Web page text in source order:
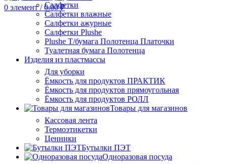
0 элемент / 0.00₽
Салфетки
Салфетки влажные
Салфетки ажурные
Салфетки Plushe
Plushe Т/бумага Полотенца Платочки
Туалетная бумага Полотенца
Изделия из пластмассы
Для уборки
Ёмкость для продуктов ПРАКТИК
Ёмкость для продуктов прямоугольная
Ёмкость для продуктов РОЛЛ
Товары для магазинов
Кассовая лента
Термоэтикетки
Ценники
Бутылки ПЭТ
Одноразовая посуда